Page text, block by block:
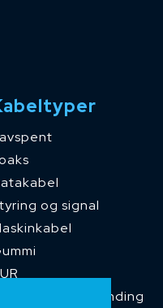
og signal
Temperaturbestanding